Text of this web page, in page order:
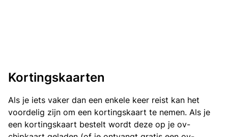
Kortingskaarten
Als je iets vaker dan een enkele keer reist kan het
voordelig zijn om een kortingskaart te nemen. Als je
een kortingskaart bestelt wordt deze op je ov-